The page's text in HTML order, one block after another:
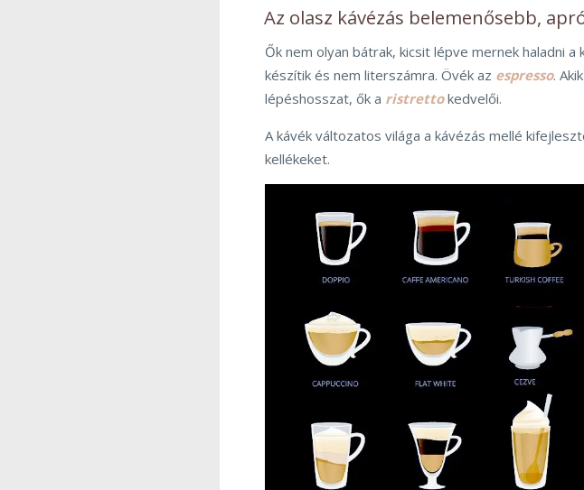
Az olasz kávézás belemenősebb,
Ők nem olyan bátrak, kicsit lépve mernek haladni a
készítik és nem literszámra. Övék az espresso.
lépéshosszat, ők a ristrettokedvelői.
A kávék változatos világa a kávézás mellé
kellékeket.